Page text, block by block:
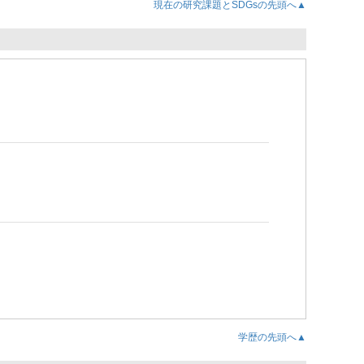
現在の研究課題とSDGsの先頭へ▲
学歴の先頭へ▲